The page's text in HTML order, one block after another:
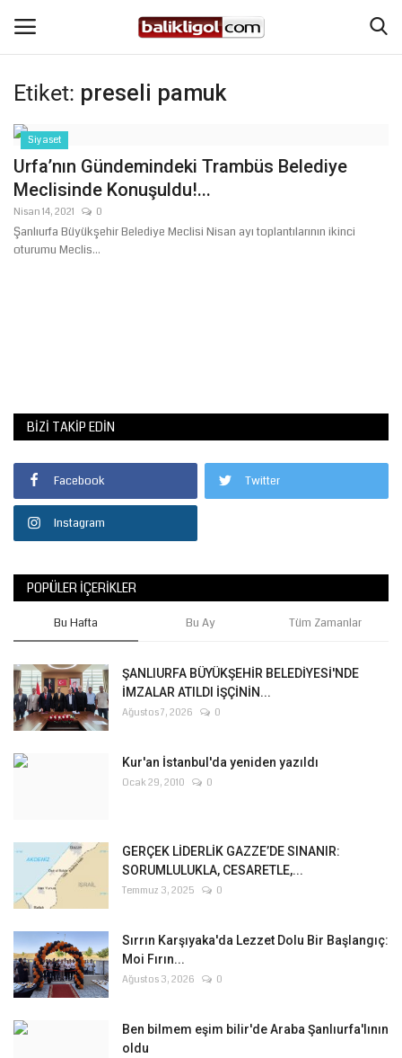
Giriş Yap Kaydol
Anasayfa
Köşe Yazıları
Şanlıurfa
Gündem
Tekno Bilim
Ekonomi
Galeriler
Siyaset
Künye
Yaşam
İletişim
Kültür Sanat
Etiket: preseli pamuk
Siyaset
Urfa’nın Gündemindeki Trambüs Belediye
Meclisinde Konuşuldu!...
Nisan 14, 2021 0
Şanlıurfa Büyükşehir Belediye Meclisi Nisan ayı toplantılarının ikinci
oturumu Meclis...
BIZI TAKIP EDIN
Facebook Twitter
Instagram
POPÜLER İÇERIKLER
Bu Hafta Bu Ay Tüm Zamanlar
ŞANLIURFA BÜYÜKŞEHİR BELEDİYESİ'NDE
İMZALAR ATILDI İŞÇİNİN...
Ağustos 7, 2026 0
Kur'an İstanbul'da yeniden yazıldı
Ocak 29, 2010 0
GERÇEK LİDERLİK GAZZE’DE SINANIR:
SORUMLULUKLA, CESARETLE,...
Temmuz 3, 2025 0
Sırrın Karşıyaka'da Lezzet Dolu Bir Başlangıç:
Moi Fırın...
Ağustos 3, 2026 0
Ben bilmem eşim bilir'de Araba Şanlıurfa'lının
oldu